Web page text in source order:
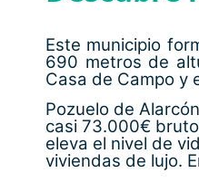
Este municipio
690 metros de
Casa de Campo y
Pozuelo de
casi 73.000€
eleva el nivel de
viviendas de lujo.